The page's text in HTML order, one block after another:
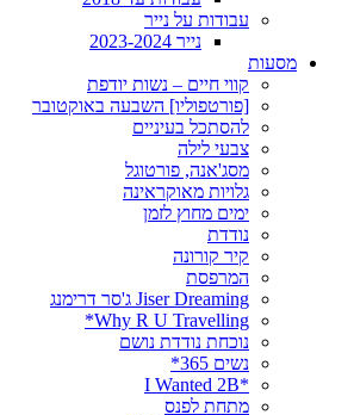
עבודות על נייר
נייר 2023-2024
מסעות
קווי חיים – נשות יודפת
[פורטפוליו] השבעה באוקטובר
להסתכל בעיניים
צבעי לילה
מסג'אנה, פורטוגל
גלויות מאוקראינה
ימים מחוץ לזמן
נודדת
קיר קורונה
המרפסת
Jiser Dreaming ג'סר דרימנג
Why R U Travelling*
נוכחת נודדת נושם
נשים 365*
*I Wanted 2B
מתחת לפנס